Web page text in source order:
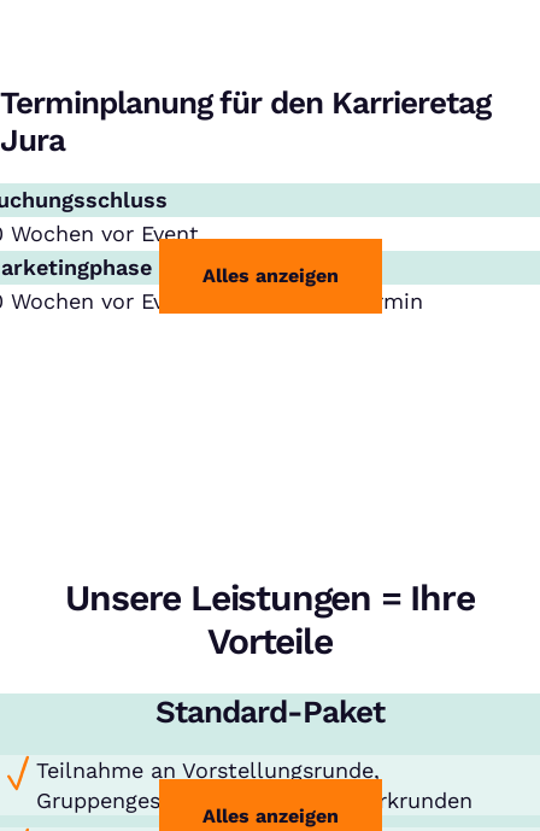
Alles anzeigen
Terminplanung für den Karrieretag
Jura
Wochen vor Event
mit Ihrem Logo
Wochen vor Event bis zum Eventtermin
Alles anzeigen
Unsere Leistungen = Ihre
Vorteile
Standard-Paket
Teilnahme an Vorstellungsrunde,
Gruppengesprächen und Netzwerkrunden